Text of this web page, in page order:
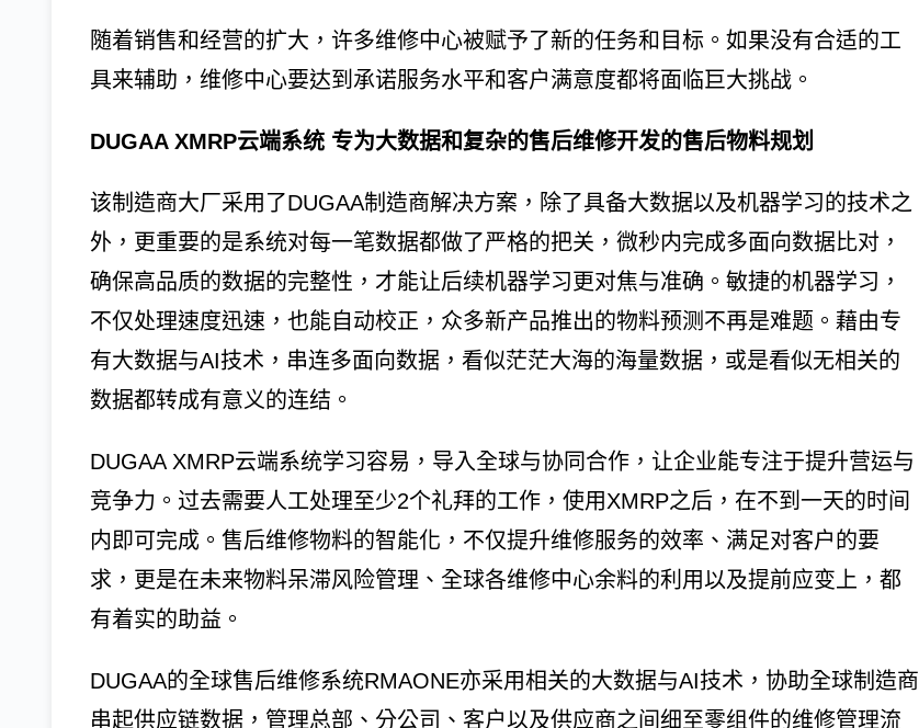
随着销售和经营的扩大，许多维修中心被赋予了新的任务和目标。如果没有合适的工
具来辅助，维修中心要达到承诺服务水平和客户满意度都将面临巨大挑战。
DUGAA XMRP云端系统 专为大数据和复杂的售后维修开发的售后物料规划
该制造商大厂采用了DUGAA制造商解决方案，除了具备大数据以及机器学习的技术之
外，更重要的是系统对每一笔数据都做了严格的把关，微秒内完成多面向数据比对，
确保高品质的数据的完整性，才能让后续机器学习更对焦与准确。敏捷的机器学习，
不仅处理速度迅速，也能自动校正，众多新产品推出的物料预测不再是难题。藉由专
有大数据与AI技术，串连多面向数据，看似茫茫大海的海量数据，或是看似无相关的
数据都转成有意义的连结。
DUGAA XMRP云端系统学习容易，导入全球与协同合作，让企业能专注于提升营运与
竞争力。过去需要人工处理至少2个礼拜的工作，使用XMRP之后，在不到一天的时间
内即可完成。售后维修物料的智能化，不仅提升维修服务的效率、满足对客户的要
求，更是在未来物料呆滞风险管理、全球各维修中心余料的利用以及提前应变上，都
有着实的助益。
DUGAA的全球售后维修系统RMAONE亦采用相关的大数据与AI技术，协助全球制造商
串起供应链数据，管理总部、分公司、客户以及供应商之间细至零组件的维修管理流